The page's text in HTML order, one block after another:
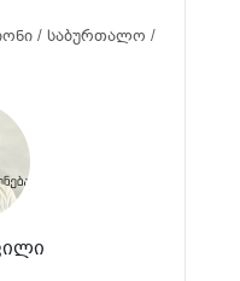
/ საბურთალო /